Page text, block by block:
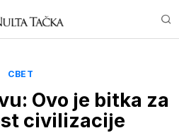
СВЕТ
Ovo je bitka za
civilizacije